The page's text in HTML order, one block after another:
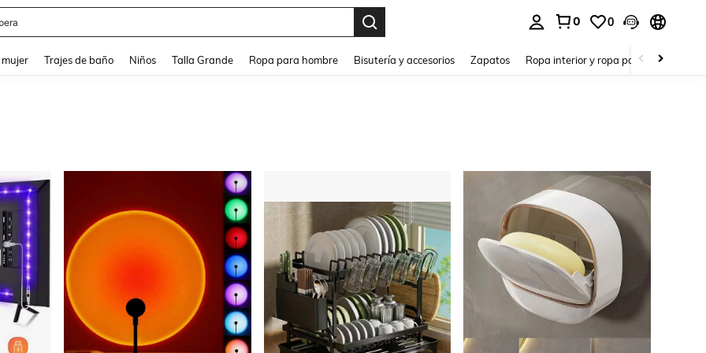
0 0
mujer Trajes de baño Niños Talla Grande Ropa para hombre Bisutería y accesorios Zapatos Ropa interior y ropa para dormir